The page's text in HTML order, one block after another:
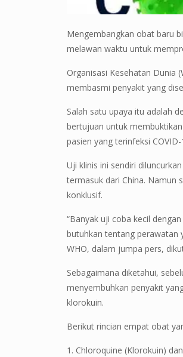
Mengembangkan obat baru
melawan waktu untuk
Organisasi Kesehatan Dunia
membasmi penyakit yang
Salah satu upaya itu adalah
bertujuan untuk
pasien yang terinfeksi COVID-
Uji klinis ini sendiri
termasuk dari China. Namun
konklusif.
“Banyak uji coba kecil
butuhkan tentang perawatan
WHO, dalam jumpa pers,
Sebagaimana diketahui,
menyembuhkan penyakit
klorokuin.
Berikut rincian empat obat
1. Chloroquine (Klorokuin)